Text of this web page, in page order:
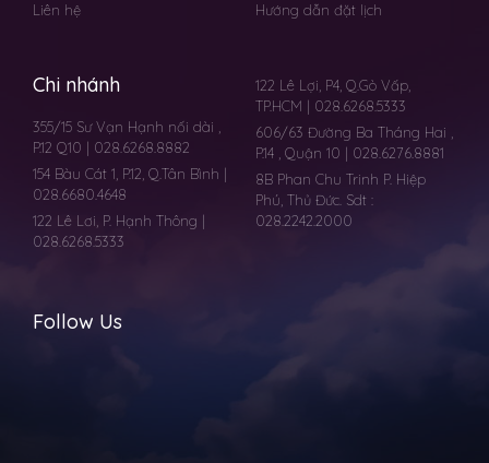
Liên hệ
Hướng dẫn đặt lịch
Chi nhánh
355/15 Sư Vạn Hạnh nối dài ,
P.12 Q10 | 028.6268.8882
154 Bàu Cát 1, P.12, Q.Tân Bình |
028.6680.4648
122 Lê Lơi, P. Hạnh Thông |
028.6268.5333
122 Lê Lợi, P4, Q.Gò Vấp,
TP.HCM | 028.6268.5333
606/63 Đường Ba Tháng Hai ,
P.14 , Quận 10 | 028.6276.8881
8B Phan Chu Trinh P. Hiệp
Phú, Thủ Đức. Sdt :
028.2242.2000
Follow Us